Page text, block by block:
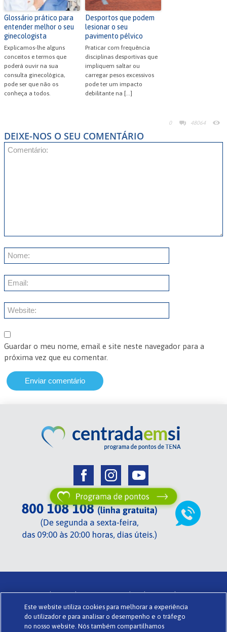
0 48064
Glossário prático para
entender melhor o seu
ginecologista
Explicamos-lhe alguns
conceitos e termos que
poderá ouvir na sua
consulta ginecológica,
pode ser que não os
conheça a todos.
Desportos que podem
lesionar o seu
pavimento pélvico
Praticar com frequência
disciplinas desportivas que
impliquem saltar ou
carregar pesos excessivos
pode ter um impacto
debilitante na […]
DEIXE-NOS O SEU COMENTÁRIO
Guardar o meu nome, email e site neste navegador para a
próxima vez que eu comentar.
Centrada em si de TENA . Termos de utilização . Glossário .
Powered by www.codigomedia.com© Essity Portugal Lda
Sobre o Centrada em si . Política de privacidade . Cookies .
Este website utiliza cookies para melhorar a experiência
do utilizador e para analisar o desempenho e o tráfego
no nosso website. Nós também compartilhamos